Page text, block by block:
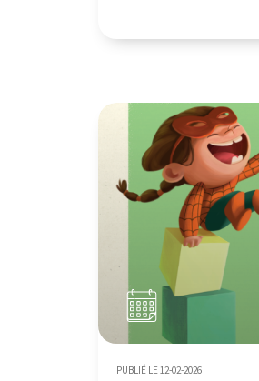
PUBLIÉ LE 12-02-2026